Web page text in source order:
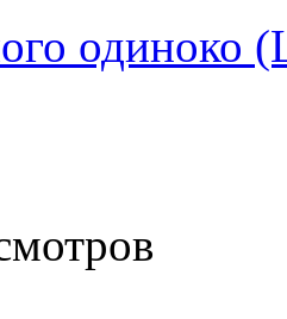
одиноко